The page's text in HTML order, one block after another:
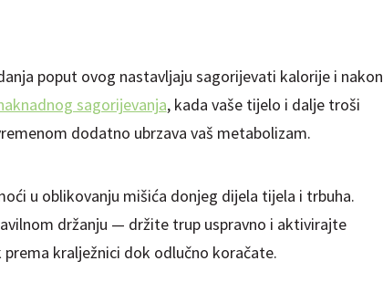
poput ovog nastavljaju sagorijevati kalorije i nakon
sagorijevanja, kada vaše tijelo i dalje troši
dodatno ubrzava vaš metabolizam.
u oblikovanju mišića donjeg dijela tijela i trbuha.
držanju — držite trup uspravno i aktivirajte
kralježnici dok odlučno koračate.